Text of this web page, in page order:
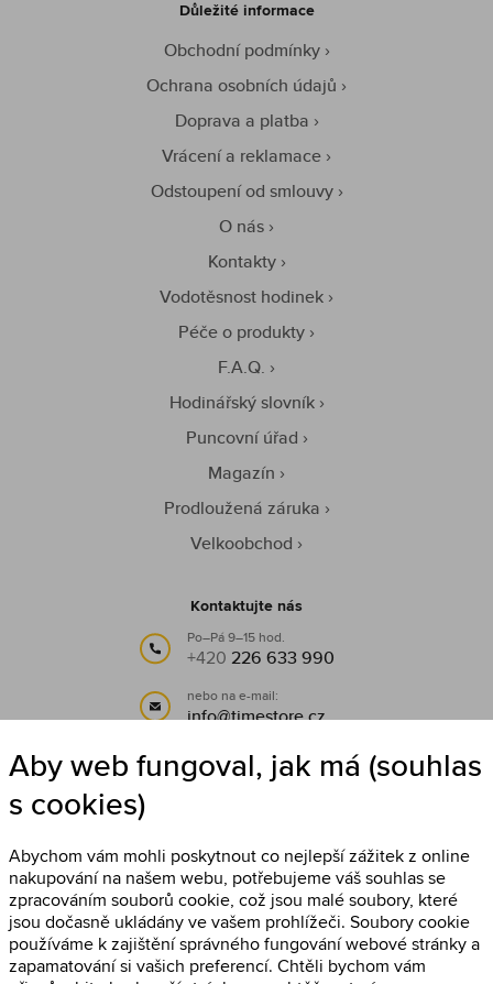
Důležité informace
Obchodní podmínky
Ochrana osobních údajů
Doprava a platba
Vrácení a reklamace
Odstoupení od smlouvy
O nás
Kontakty
Vodotěsnost hodinek
Péče o produkty
F.A.Q.
Hodinářský slovník
Puncovní úřad
Magazín
Prodloužená záruka
Velkoobchod
Kontaktujte nás
Po–Pá 9–15 hod.
+420 226 633 990
nebo na e-mail:
info@timestore.cz
Sledujte nás
Aby web fungoval, jak má (souhlas
s cookies)
Abychom vám mohli poskytnout co nejlepší zážitek z online
nakupování na našem webu, potřebujeme váš souhlas se
zpracováním souborů cookie, což jsou malé soubory, které
jsou dočasně ukládány ve vašem prohlížeči. Soubory cookie
používáme k zajištění správného fungování webové stránky a
zapamatování si vašich preferencí. Chtěli bychom vám